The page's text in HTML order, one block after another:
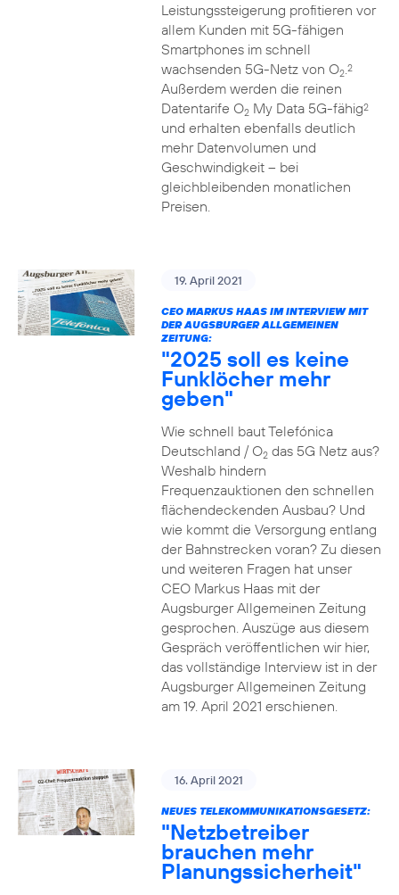
Leistungssteigerung profitieren vor
allem Kunden mit 5G-fähigen
Smartphones im schnell
wachsenden 5G-Netz von O2.2
Außerdem werden die reinen
Datentarife O2My Data 5G-fähig2
und erhalten ebenfalls deutlich
mehr Datenvolumen und
Geschwindigkeit – bei
gleichbleibenden monatlichen
Preisen.
19. April 2021
CEO MARKUS HAAS IM INTERVIEW MIT
DER AUGSBURGER ALLGEMEINEN
ZEITUNG:
"2025 soll es keine
Funklöcher mehr
geben"
Wie schnell baut Telefónica
Deutschland / O2das 5G Netz aus?
Weshalb hindern
Frequenzauktionen den schnellen
flächendeckenden Ausbau? Und
wie kommt die Versorgung entlang
der Bahnstrecken voran? Zu diesen
und weiteren Fragen hat unser
CEO Markus Haas mit der
Augsburger Allgemeinen Zeitung
gesprochen. Auszüge aus diesem
Gespräch veröffentlichen wir hier,
das vollständige Interview ist in der
Augsburger Allgemeinen Zeitung
am 19. April 2021 erschienen.
16. April 2021
NEUES TELEKOMMUNIKATIONSGESETZ:
"Netzbetreiber
brauchen mehr
Planungssicherheit"